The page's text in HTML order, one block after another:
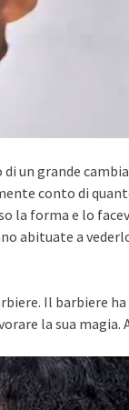
un grande
conto di
la forma e lo
abituate a
Il barbiere
la sua magia.